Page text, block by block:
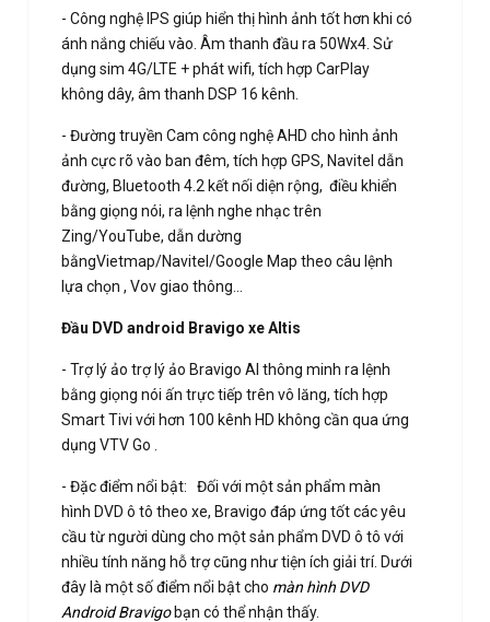
- Công nghệ IPS giúp hiển thị hình ảnh tốt hơn khi có
ánh nắng chiếu vào. Âm thanh đầu ra 50Wx4. Sử
dụng sim 4G/LTE + phát wifi, tích hợp CarPlay
không dây, âm thanh DSP 16 kênh.
- Đường truyền Cam công nghệ AHD cho hình ảnh
ảnh cực rõ vào ban đêm, tích hợp GPS, Navitel dẫn
đường, Bluetooth 4.2 kết nối diện rộng, điều khiển
bằng giọng nói, ra lệnh nghe nhạc trên
Zing/YouTube, dẫn dường
bằngVietmap/Navitel/Google Map theo câu lệnh
lựa chọn , Vov giao thông...
Đầu DVD android Bravigo xe Altis
- Trợ lý ảo trợ lý ảo Bravigo Al thông minh ra lệnh
bằng giọng nói ấn trực tiếp trên vô lăng, tích hợp
Smart Tivi với hơn 100 kênh HD không cần qua ứng
dụng VTV Go .
- Đặc điểm nổi bật: Đối với một sản phẩm màn
hình DVD ô tô theo xe, Bravigo đáp ứng tốt các yêu
cầu từ người dùng cho một sản phẩm DVD ô tô với
nhiều tính năng hỗ trợ cũng như tiện ích giải trí. Dưới
đây là một số điểm nổi bật cho màn hình DVD
Android Bravigobạn có thể nhận thấy.